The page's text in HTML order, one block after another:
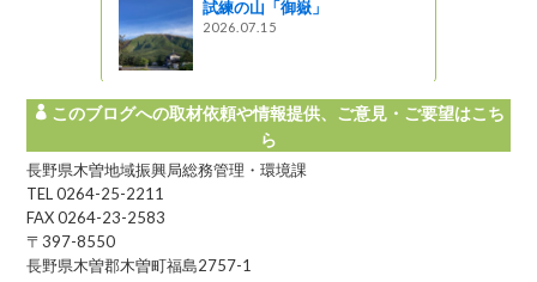
試練の山「御嶽」
2026.07.15
このブログへの取材依頼や情報提供、ご意見・ご要望はこち
ら
長野県木曽地域振興局総務管理・環境課
TEL 0264-25-2211
FAX 0264-23-2583
〒397-8550
長野県木曽郡木曽町福島2757-1